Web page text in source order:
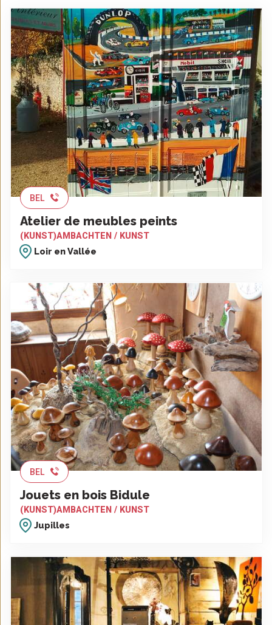
BEL
Atelier de meubles peints
(KUNST)AMBACHTEN / KUNST
Loir en Vallée
BEL
Jouets en bois Bidule
(KUNST)AMBACHTEN / KUNST
Jupilles